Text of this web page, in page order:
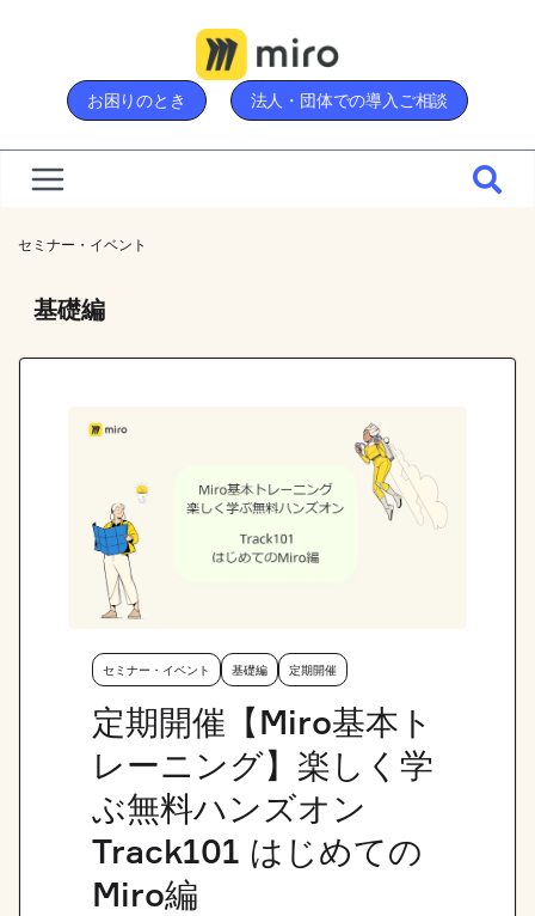
content
お困りのとき 法人・団体での導入ご相談
セミナー・イベント
基礎編
セミナー・イベント 基礎編 定期開催
定期開催【Miro基本ト
レーニング】楽しく学
ぶ無料ハンズオン
Track101 はじめての
Miro編